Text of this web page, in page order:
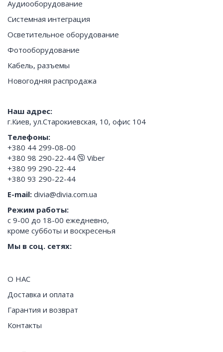
О НАС
Доставка и оплата
Гарантия и возврат
Контакты
Аудиооборудование
Системная интеграция
Осветительное оборудование
Фотооборудование
Кабель, разъемы
Новогодняя распродажа
Наш адрес:
г.Киев, ул.Старокиевская, 10, офис 104
Телефоны:
+380 44 299-08-00
+380 98 290-22-44
Viber
+380 99 290-22-44
+380 93 290-22-44
E-mail: divia@divia.com.ua
Режим работы:
с 9-00 до 18-00 ежедневно,
кроме субботы и воскресенья
Мы в соц. сетях: